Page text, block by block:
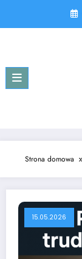
content
Strona domowa
15.05.2026